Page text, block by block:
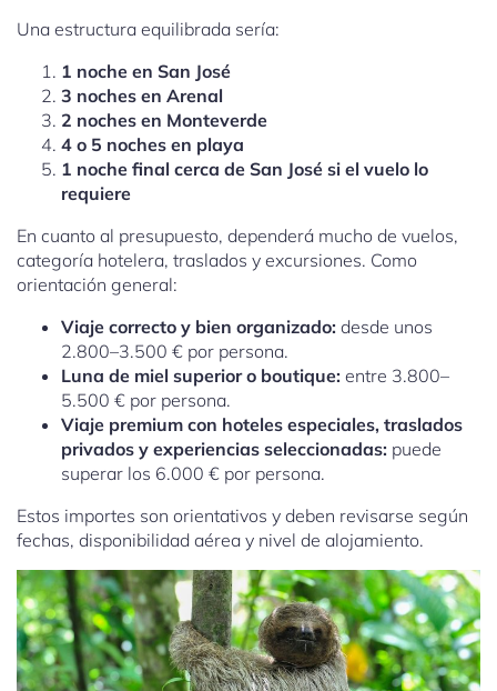
Una estructura equilibrada sería:
1 noche en San José
3 noches en Arenal
2 noches en Monteverde
4 o 5 noches en playa
1 noche final cerca de San José si el vuelo lo
requiere
En cuanto al presupuesto, dependerá mucho de vuelos,
categoría hotelera, traslados y excursiones. Como
orientación general:
Viaje correcto y bien organizado: desde unos
2.800–3.500 € por persona.
Luna de miel superior o boutique: entre 3.800–
5.500 € por persona.
Viaje premium con hoteles especiales, traslados
privados y experiencias seleccionadas: puede
superar los 6.000 € por persona.
Estos importes son orientativos y deben revisarse según
fechas, disponibilidad aérea y nivel de alojamiento.